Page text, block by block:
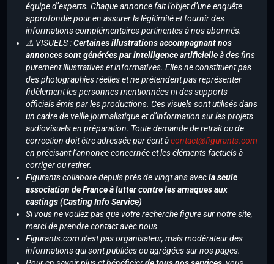
équipe d’experts. Chaque annonce fait l’objet d’une enquête
approfondie pour en assurer la légitimité et fournir des
informations complémentaires pertinentes à nos abonnés.
⚠️ VISUELS :Certaines illustrations accompagnant nos
annonces sont générées par intelligence artificielleà des fins
purement illustratives et informatives. Elles ne constituent pas
des photographies réelles et ne prétendent pas représenter
fidèlement les personnes mentionnées ni des supports
officiels émis par les productions. Ces visuels sont utilisés dans
un cadre de veille journalistique et d’information sur les projets
audiovisuels en préparation. Toute demande de retrait ou de
correction doit être adressée par écrit àcontact@figurants.com
en précisant l’annonce concernée et les éléments factuels à
corriger ou retirer.
Figurants collabore depuis près de vingt ans avecla seule
association de France à lutter contre les arnaques aux
castings (Casting Info Service)
Si vous ne voulez pas que votre recherche figure sur notre site,
merci de prendre contact avec nous
Figurants.com n’est pas organisateur, mais modérateur des
informations qui sont publiées ou agrégées sur nos pages.